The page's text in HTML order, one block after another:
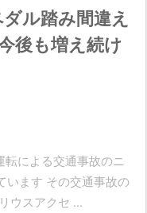
ル踏み間違え
も増え続け
による交通事故のニ
います その交通事故の
ウスアクセ ...